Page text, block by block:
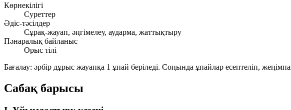
Көрнекілігі
Суреттер
Әдіс-тәсілдер
Сұрақ-жауап, әңгімелеу, аударма, жаттықтыру
Пәнаралық байланыс
Орыс тілі
Бағалау: әрбір дұрыс жауапқа 1 ұпай беріледі. Соңында ұпайлар есептеліп,
Сабақ барысы